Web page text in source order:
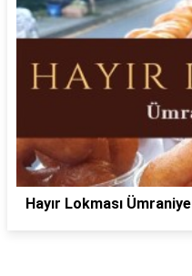
Hayır Lokması Ümraniye